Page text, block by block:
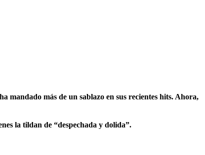
mandado más de un sablazo en sus recientes hits. Ahora,
la tildan de “despechada y dolida”.